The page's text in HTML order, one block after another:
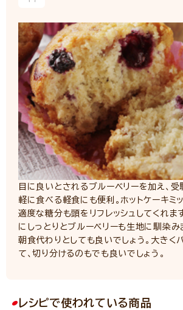
目に良いとされるブルーベリーを加え、
軽に食べる軽食にも便利。ホットケーキミ
適度な糖分も頭をリフレッシュしてくれま
にしっとりとブルーベリーも生地に馴染み
朝食代わりとしても良いでしょう。大きく
て、切り分けるのもでも良いでしょう。
レシピで使われている商品